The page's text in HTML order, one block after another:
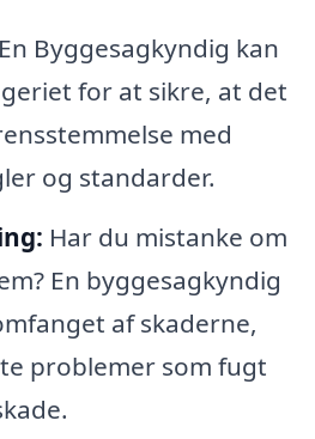
En Byggesagkyndig kan
for at sikre, at det
med
og standarder.
Har du mistanke om
En byggesagkyndig
af skaderne,
problemer som fugt